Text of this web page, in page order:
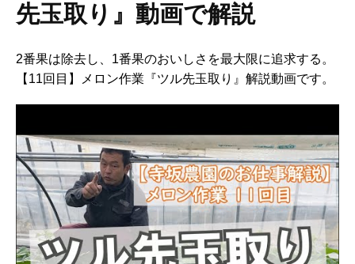
先玉取り』動画で解説
2番果は除去し、1番果のおいしさを最大限に追求する。
【11回目】メロン作業『ツル先玉取り』解説動画です。